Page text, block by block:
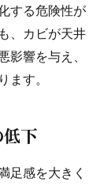
する危険性が
、カビが天井
影響を与え、
ます。
下
足感を大きく